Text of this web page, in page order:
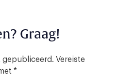
Graag!
gepubliceerd. Vereiste
*